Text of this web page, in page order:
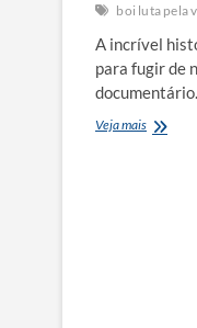
boi luta pela
A incrível
para fugir de
Veja maisBoi